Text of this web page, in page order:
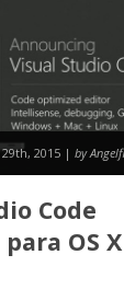
2015 | by
Code
OS